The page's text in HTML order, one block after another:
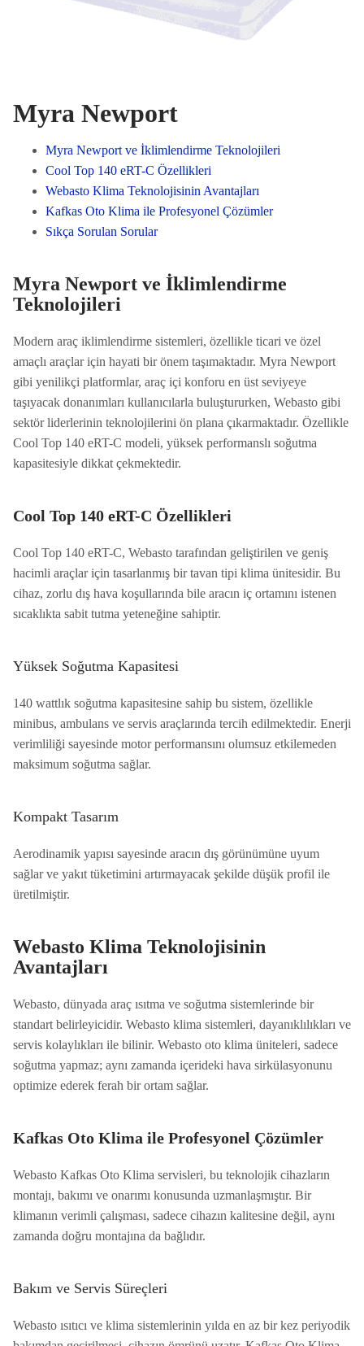
Myra Newport
Myra Newport ve İklimlendirme Teknolojileri
Cool Top 140 eRT-C Özellikleri
Webasto Klima Teknolojisinin Avantajları
Kafkas Oto Klima ile Profesyonel Çözümler
Sıkça Sorulan Sorular
Myra Newport ve İklimlendirme
Teknolojileri
Modern araç iklimlendirme sistemleri, özellikle ticari ve özel
amaçlı araçlar için hayati bir önem taşımaktadır. Myra Newport
gibi yenilikçi platformlar, araç içi konforu en üst seviyeye
taşıyacak donanımları kullanıcılarla buluştururken, Webasto gibi
sektör liderlerinin teknolojilerini ön plana çıkarmaktadır. Özellikle
Cool Top 140 eRT-C modeli, yüksek performanslı soğutma
kapasitesiyle dikkat çekmektedir.
Cool Top 140 eRT-C Özellikleri
Cool Top 140 eRT-C, Webasto tarafından geliştirilen ve geniş
hacimli araçlar için tasarlanmış bir tavan tipi klima ünitesidir. Bu
cihaz, zorlu dış hava koşullarında bile aracın iç ortamını istenen
sıcaklıkta sabit tutma yeteneğine sahiptir.
Yüksek Soğutma Kapasitesi
140 wattlık soğutma kapasitesine sahip bu sistem, özellikle
minibus, ambulans ve servis araçlarında tercih edilmektedir. Enerji
verimliliği sayesinde motor performansını olumsuz etkilemeden
maksimum soğutma sağlar.
Kompakt Tasarım
Aerodinamik yapısı sayesinde aracın dış görünümüne uyum
sağlar ve yakıt tüketimini artırmayacak şekilde düşük profil ile
üretilmiştir.
Webasto Klima Teknolojisinin
Avantajları
Webasto, dünyada araç ısıtma ve soğutma sistemlerinde bir
standart belirleyicidir. Webasto klima sistemleri, dayanıklılıkları ve
servis kolaylıkları ile bilinir. Webasto oto klima üniteleri, sadece
soğutma yapmaz; aynı zamanda içerideki hava sirkülasyonunu
optimize ederek ferah bir ortam sağlar.
Kafkas Oto Klima ile Profesyonel Çözümler
Webasto Kafkas Oto Klima servisleri, bu teknolojik cihazların
montajı, bakımı ve onarımı konusunda uzmanlaşmıştır. Bir
klimanın verimli çalışması, sadece cihazın kalitesine değil, aynı
zamanda doğru montajına da bağlıdır.
Bakım ve Servis Süreçleri
Webasto ısıtıcı ve klima sistemlerinin yılda en az bir kez periyodik